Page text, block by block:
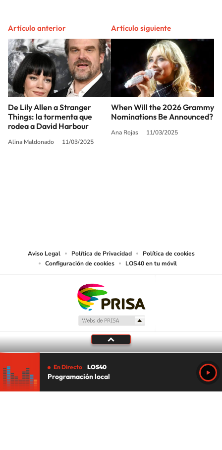
Artículo anterior
De Lily Allen a Stranger
Things: la tormenta que
rodea a David Harbour
Alina Maldonado 11/03/2025
Artículo siguiente
When Will the 2026 Grammy
Nominations Be Announced?
Ana Rojas 11/03/2025
Aviso Legal Política de Privacidad
Política de cookies
Configuración de cookies
LOS40 en tu móvil
En Directo LOS40
Programación local